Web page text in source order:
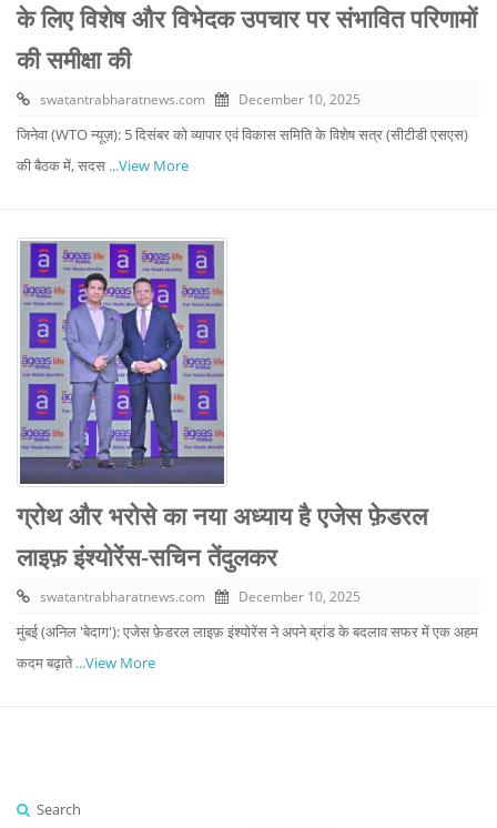
के लिए विशेष और विभेदक उपचार पर संभावित परिणामों
की समीक्षा की
swatantrabharatnews.com December 10, 2025
जिनेवा (WTO न्यूज़): 5 दिसंबर को व्यापार एवं विकास समिति के विशेष सत्र (सीटीडी एसएस)
की बैठक में, सदस ...View More
ग्रोथ और भरोसे का नया अध्याय है एजेस फ़ेडरल
लाइफ़ इंश्योरेंस-सचिन तेंदुलकर
swatantrabharatnews.com December 10, 2025
मुंबई (अनिल 'बेदाग'): एजेस फ़ेडरल लाइफ़ इंश्योरेंस ने अपने ब्रांड के बदलाव सफर में एक अहम
कदम बढ़ाते...View More
Search